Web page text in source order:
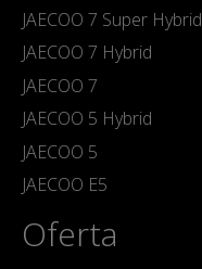
JAECOO 7 Super Hybrid
JAECOO 7 Hybrid
JAECOO 7
JAECOO 5 Hybrid
JAECOO 5
JAECOO E5
Oferta